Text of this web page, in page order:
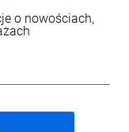
o nowościach,